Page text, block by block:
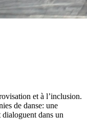
et à l’inclusion.
de danse: une
dialoguent dans un